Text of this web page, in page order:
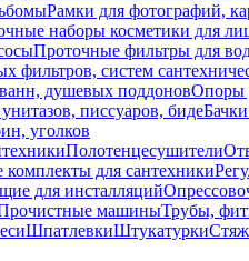
Рамки для фотографий,
наборы косметики для
Проточные фильтры для
фильтров, систем
душевых поддоновОпоры
писсуаров, биде
уголков
Полотенцесушители
для сантехники
для инсталляций
машиныТрубы,
ШпатлевкиШтукатурки